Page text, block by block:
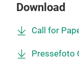
Download
Call for
Pressefoto